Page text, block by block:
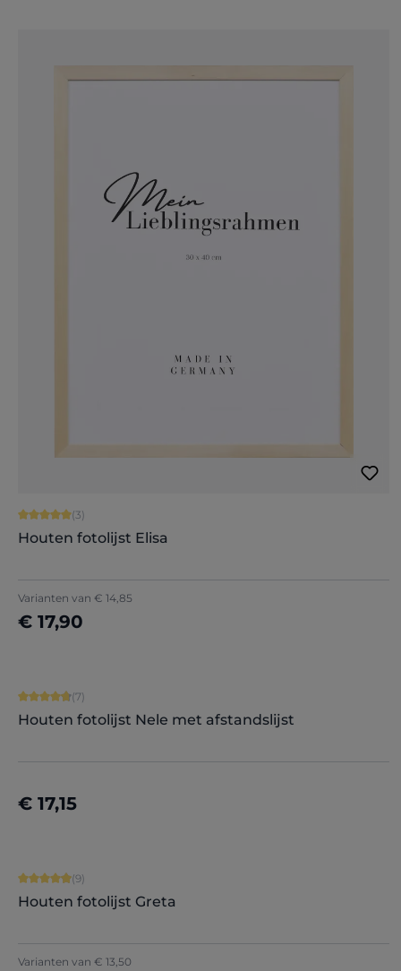
Gemiddelde waardering van 5 van 5 sterren
(3)
Houten fotolijst Elisa
Varianten van € 14,85
€ 17,90
Nu configureren
Gemiddelde waardering van 4.71 van 5 sterren
(7)
Houten fotolijst Nele met afstandslijst
€ 17,15
Nu configureren
Gemiddelde waardering van 4.89 van 5 sterren
(9)
Houten fotolijst Greta
Varianten van € 13,50